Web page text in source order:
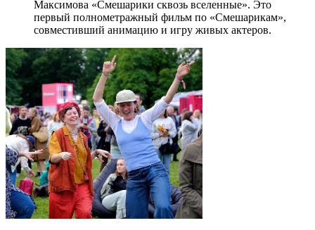
Максимова «Смешарики сквозь вселенные». Это
первый полнометражный фильм по «Смешарикам»,
совместивший анимацию и игру живых актеров.